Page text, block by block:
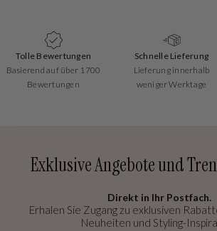
Tolle Bewertungen
Basierend auf über 1700
Bewertungen
Schnelle Lieferung
Lieferung innerhalb
weniger Werktage
Exklusive Angebote und
Direkt in Ihr Postfach.
Erhalen Sie Zugang zu exklusiven
Neuheiten und Styling-